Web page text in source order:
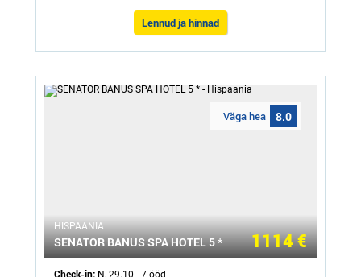
Lennud ja hinnad
Väga hea 8.0
HISPAANIA
SENATOR BANUS SPA HOTEL 5 * 1114 €
Check-in: N, 29.10 - 7 ööd